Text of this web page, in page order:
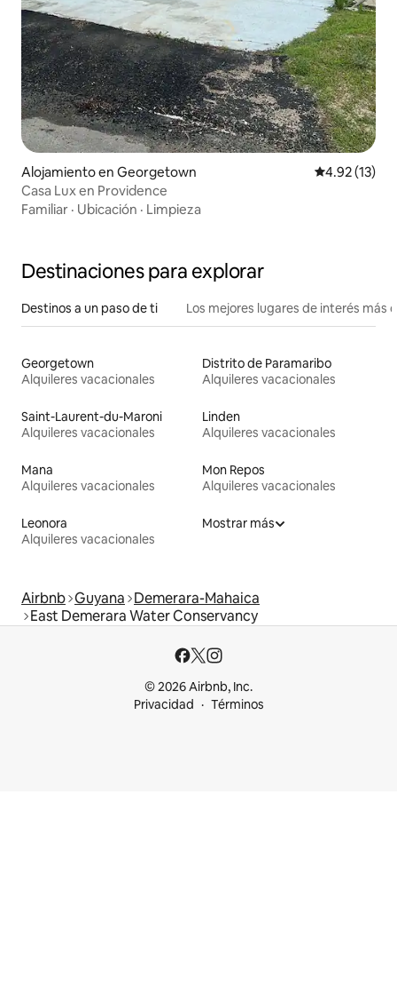
Alojamiento en Georgetown Calificación
4.92 (13)
Casa Lux en Providence
Familiar · Ubicación · Limpieza
Destinaciones para explorar
Destinos a un paso de ti Los mejores lugares de interés más
Georgetown
Alquileres vacacionales
Distrito de Paramaribo
Alquileres vacacionales
Saint-Laurent-du-Maroni
Alquileres vacacionales
Linden
Alquileres vacacionales
Mana
Alquileres vacacionales
Mon Repos
Alquileres vacacionales
Leonora
Alquileres vacacionales
Mostrar más
Airbnb Guyana Demerara-Mahaica
East Demerara Water Conservancy
© 2026 Airbnb, Inc.
Privacidad
Términos